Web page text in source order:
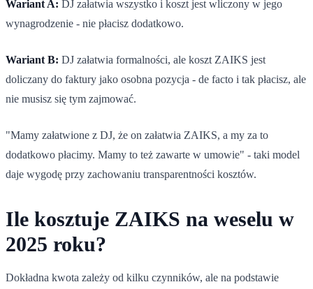
Wariant A: DJ załatwia wszystko i koszt jest wliczony w jego
wynagrodzenie - nie płacisz dodatkowo.
Wariant B: DJ załatwia formalności, ale koszt ZAIKS jest
doliczany do faktury jako osobna pozycja - de facto i tak płacisz, ale
nie musisz się tym zajmować.
"Mamy załatwione z DJ, że on załatwia ZAIKS, a my za to
dodatkowo płacimy. Mamy to też zawarte w umowie" - taki model
daje wygodę przy zachowaniu transparentności kosztów.
Ile kosztuje ZAIKS na weselu w
2025 roku?
Dokładna kwota zależy od kilku czynników, ale na podstawie